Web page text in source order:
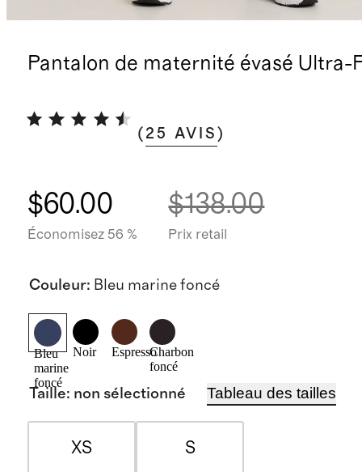
Pantalon de maternité évasé Ultra-
( 25 AVIS )
$60.00
Économisez 56 %
$138.00
Prix retail
Couleur: Bleu marine foncé
Bleu
marine
foncé
Noir EspressoCharbon
foncé
Taille: non sélectionné Tableau des tailles
XS S